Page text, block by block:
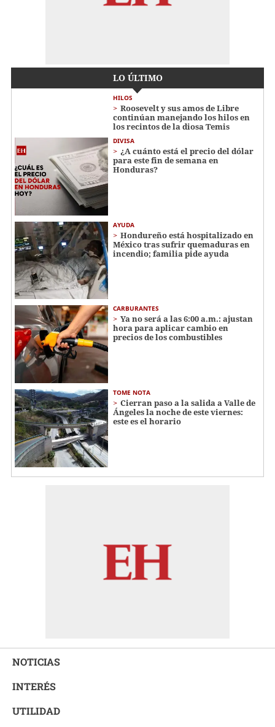
LO ÚLTIMO
HILOS
Roosevelt y sus amos de Libre
continúan manejando los hilos en
los recintos de la diosa Temis
DIVISA
¿A cuánto está el precio del dólar
para este fin de semana en
Honduras?
AYUDA
Hondureño está hospitalizado en
México tras sufrir quemaduras en
incendio; familia pide ayuda
CARBURANTES
Ya no será a las 6:00 a.m.: ajustan
hora para aplicar cambio en
precios de los combustibles
TOME NOTA
Cierran paso a la salida a Valle de
Ángeles la noche de este viernes:
este es el horario
NOTICIAS
INTERÉS
UTILIDAD